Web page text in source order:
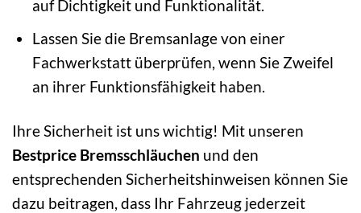
auf Dichtigkeit und Funktionalität.
Lassen Sie die Bremsanlage von einer
Fachwerkstatt überprüfen, wenn Sie Zweifel
an ihrer Funktionsfähigkeit haben.
Ihre Sicherheit ist uns wichtig! Mit unseren
Bestprice Bremsschläuchen und den
entsprechenden Sicherheitshinweisen können Sie
dazu beitragen, dass Ihr Fahrzeug jederzeit